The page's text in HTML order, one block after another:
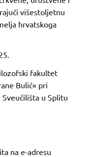
višestoljetnu
hrvatskoga
fakultet
Bulić« pri
u Splitu
na e-adresu